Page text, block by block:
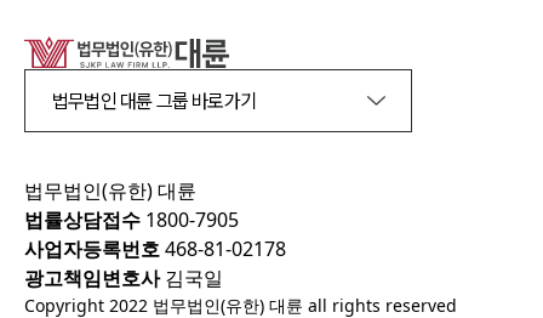
법무법인 대륜 그룹 바로가기
법무법인(유한) 대륜
법률상담접수 1800-7905
사업자등록번호468-81-02178
광고책임변호사김국일
Copyright 2022 법무법인(유한) 대륜 all rights reserved